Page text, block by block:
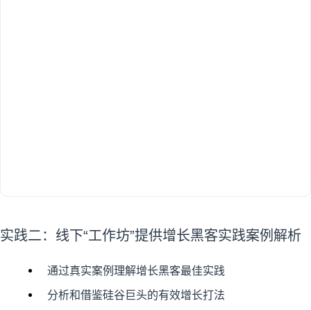
实践二：线下“工作坊”提供增长黑客实践案例解析
通过真实案例理解增长黑客最佳实践
分析和借鉴硅谷巨头的有效增长打法